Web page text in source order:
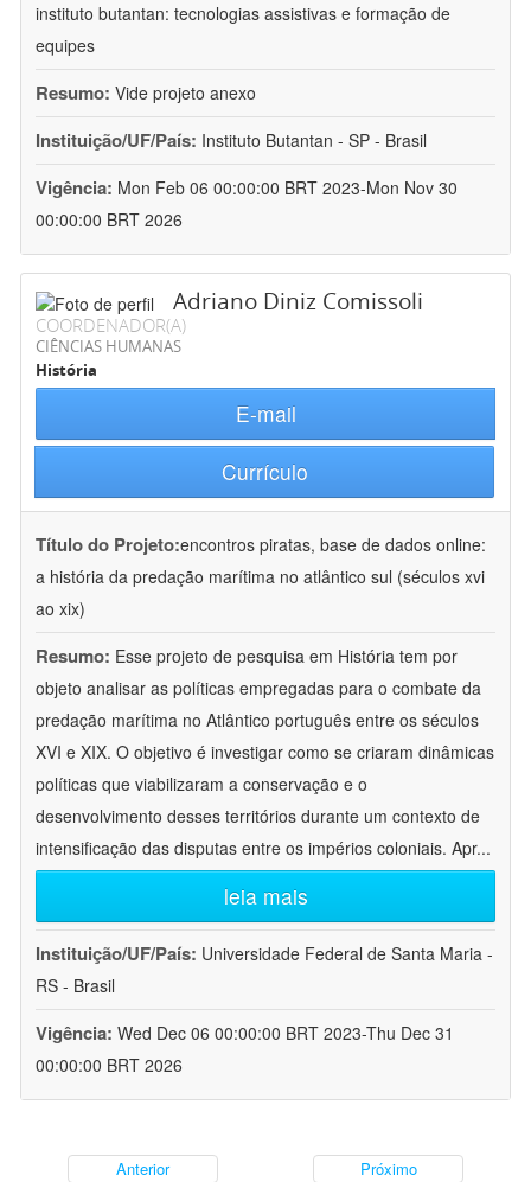
instituto butantan: tecnologias assistivas e formação de
equipes
Resumo: Vide projeto anexo
Instituição/UF/País: Instituto Butantan - SP - Brasil
Vigência: Mon Feb 06 00:00:00 BRT 2023-Mon Nov 30
00:00:00 BRT 2026
Adriano Diniz Comissoli
COORDENADOR(A)
CIÊNCIAS HUMANAS
História
E-mail
Currículo
Título do Projeto:encontros piratas, base de dados online:
a história da predação marítima no atlântico sul (séculos xvi
ao xix)
Resumo: Esse projeto de pesquisa em História tem por
objeto analisar as políticas empregadas para o combate da
predação marítima no Atlântico português entre os séculos
XVI e XIX. O objetivo é investigar como se criaram dinâmicas
políticas que viabilizaram a conservação e o
desenvolvimento desses territórios durante um contexto de
intensificação das disputas entre os impérios coloniais. Apr...
leia mais
Instituição/UF/País: Universidade Federal de Santa Maria -
RS - Brasil
Vigência: Wed Dec 06 00:00:00 BRT 2023-Thu Dec 31
00:00:00 BRT 2026
Anterior Próximo